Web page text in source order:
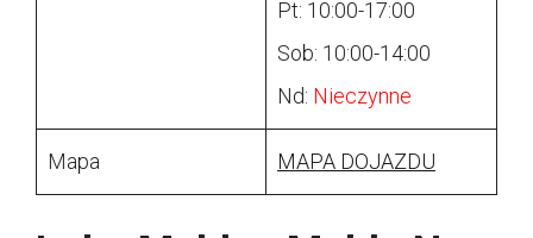
Pt: 10:00-17:00
Sob: 10:00-14:00
Nd: Nieczynne
Mapa MAPA DOJAZDU